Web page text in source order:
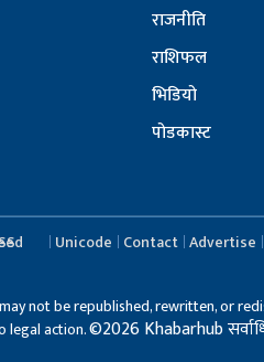
राजनीति
राशिफल
भिडियो
पोडकास्ट
Feed Unicode Contact Advertise
not be republished, rewritten, or
legal action.©2026 Khabarhub